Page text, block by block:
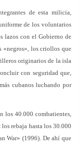
de esta milicia,
de los voluntarios
lazos con el Gobierno de
«negros», los criollos que
originarios de la isla
con seguridad que,
cubanos luchando por
los 40.000 combatientes,
los rebaja hasta los 30.000
War» (1996). De ahí que